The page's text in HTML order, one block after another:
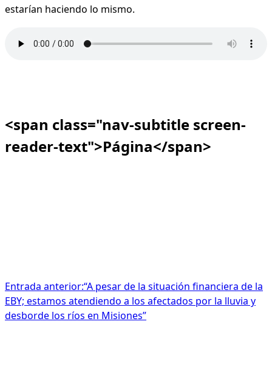
estarían haciendo lo mismo.
<span class="nav-subtitle screen-
reader-text">Página</span>
Entrada anterior:“A pesar de la situación financiera de la
EBY; estamos atendiendo a los afectados por la lluvia y
desborde los ríos en Misiones”